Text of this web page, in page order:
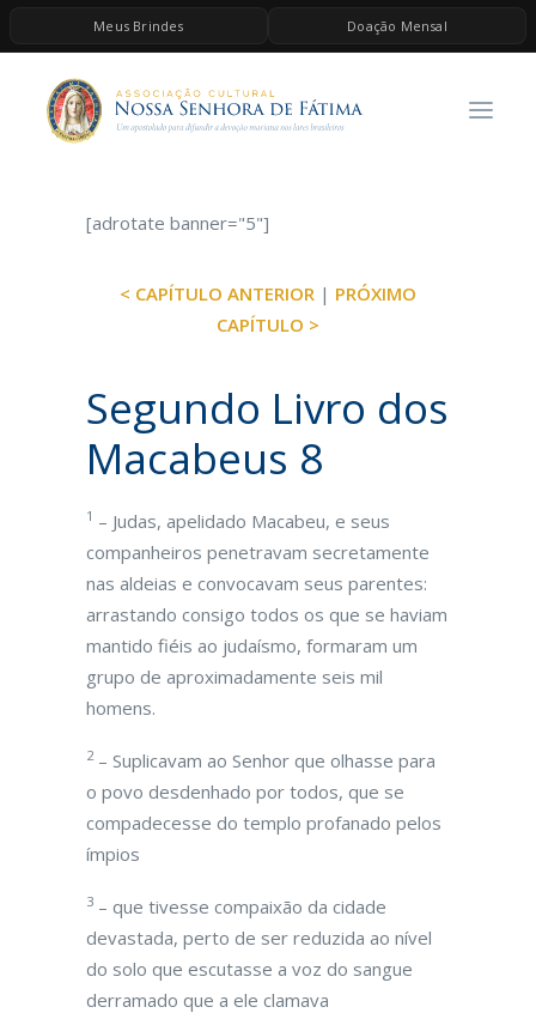
Meus Brindes Doação Mensal
HOME
A ASSOCIAÇÃO
ESPIRITUALIDADE
[adrotate banner="5"]
< CAPÍTULO ANTERIOR | PRÓXIMO
CAPÍTULO >
Segundo Livro dos
Macabeus 8
1 – Judas, apelidado Macabeu, e seus
companheiros penetravam secretamente
nas aldeias e convocavam seus parentes:
arrastando consigo todos os que se haviam
mantido fiéis ao judaísmo, formaram um
grupo de aproximadamente seis mil
homens.
2– Suplicavam ao Senhor que olhasse para
o povo desdenhado por todos, que se
compadecesse do templo profanado pelos
ímpios
3 – que tivesse compaixão da cidade
devastada, perto de ser reduzida ao nível
do solo que escutasse a voz do sangue
derramado que a ele clamava